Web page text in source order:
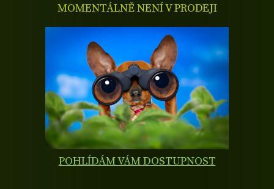
MOMENTÁLNĚ NENÍ V PRODEJI
POHLÍDÁM VÁM DOSTUPNOST